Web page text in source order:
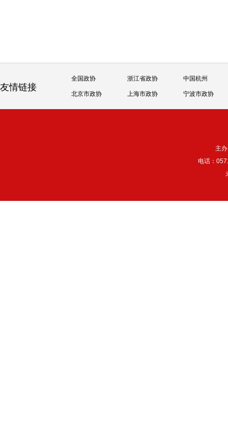
友情链接
全国政协 浙江省政协 中国杭州
北京市政协 上海市政协 宁波市政协
主
电话：